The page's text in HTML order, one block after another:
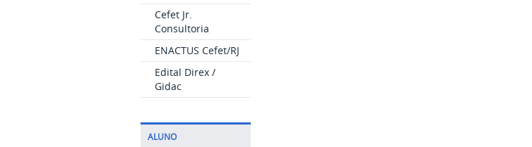
Cefet Jr.
Consultoria
ENACTUS Cefet/RJ
Edital Direx /
Gidac
ALUNO